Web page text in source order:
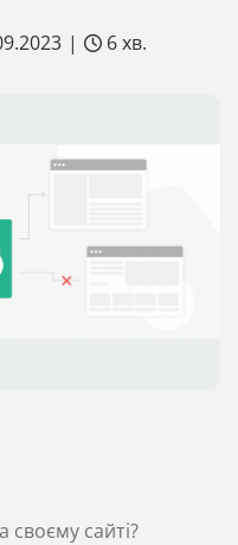
| 6 хв.
своєму сайті?